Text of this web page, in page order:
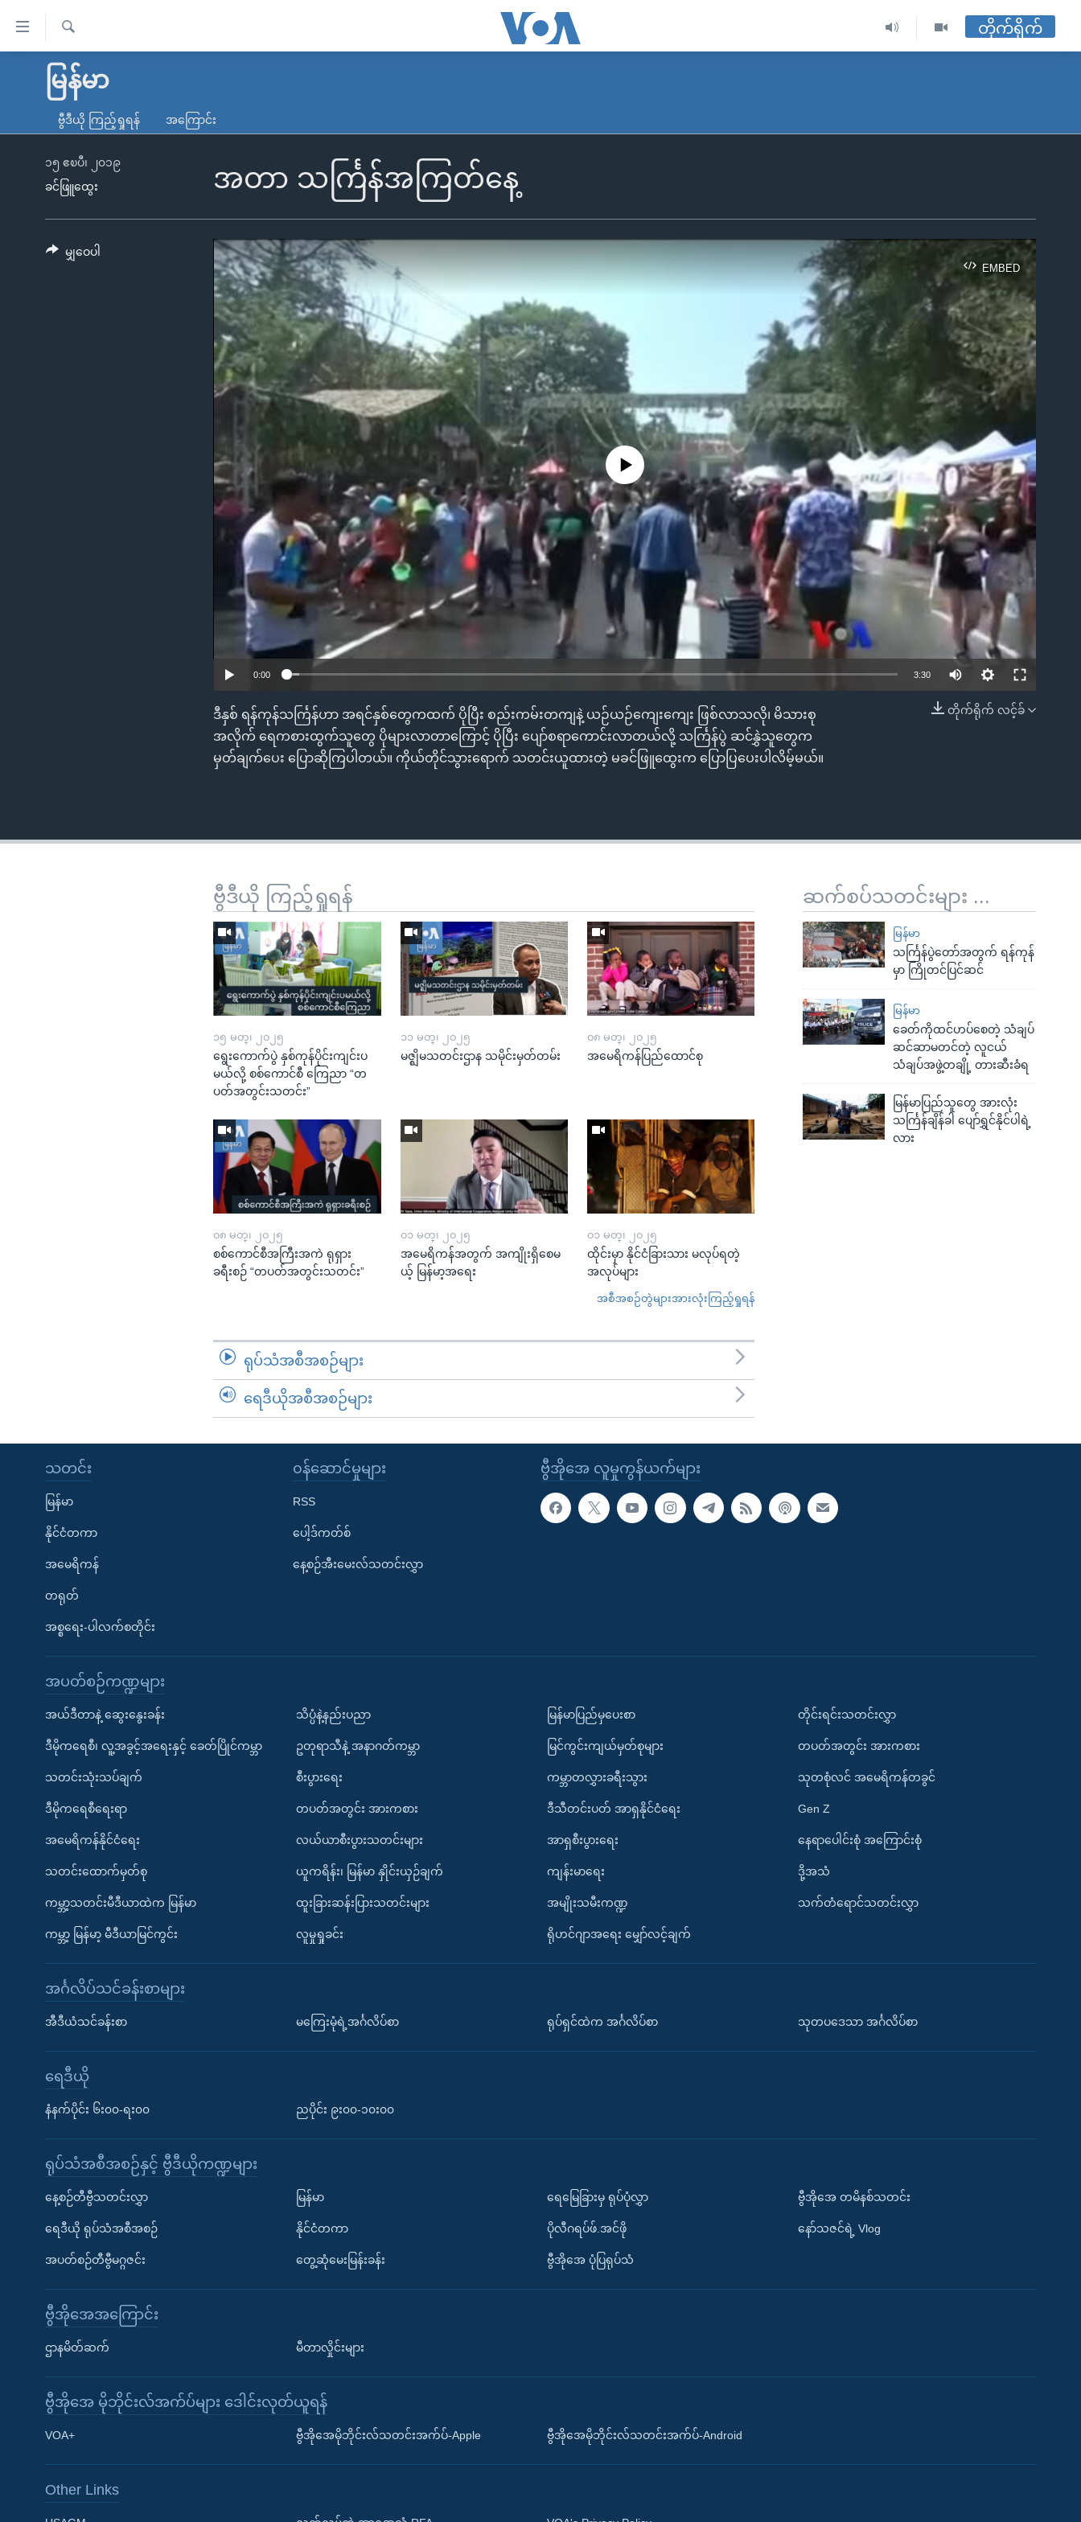
လွယ်ကူ
သည့်
မူလစာမျက်နှာ
ကမ္ဘာ့သတင်းများ
နိုင်ငံတကာ
အမေရိကန်
တရုတ်
အစ္စရေး-ပါလက်စတိုင်း
သတင်းလွတ်လပ်ခွင့်
ရပ်ဝန်းတခု လမ်းတခု အလွန်
အင်္ဂလိပ်စာလေ့လာမယ်
Learning English
ရှာဖွေ
ရ
လာ
တိုက်ရိုက်
မြန်မာ
ဗွီဒီယို ကြည့်ရှုရန် အကြောင်း
အတာ သင်္ကြန်အကြတ်နေ့
၁၅ ဧၿပီ၊ ၂၀၁၉
ခင်ဖြူထွေး
EMBED
EMBED
No media source currently available
0:00 3:30
တိုက်ရိုက် လင့်ခ်
ဒီနှစ် ရန်ကုန်သင်္ကြန်ဟာ အရင်နှစ်တွေကထက် ပိုပြီး စည်းကမ်းတကျနဲ့ ယဉ်ယဉ်ကျေးကျေး ဖြစ်လာသလို၊ မိသားစု
အလိုက် ရေကစားထွက်သူတွေ ပိုများလာတာကြောင့် ပိုပြီး ပျော်စရာကောင်းလာတယ်လို့ သင်္ကြန်ပွဲ ဆင်နွှဲသူတွေက
မှတ်ချက်ပေး ပြောဆိုကြပါတယ်။ ကိုယ်တိုင်သွားရောက် သတင်းယူထားတဲ့ မခင်ဖြူထွေးက ပြောပြပေးပါလိမ့်မယ်။
မျှဝေပါ
ဆက်စပ်သတင်းများ ...
မြန်မာ
သင်္ကြန်ပွဲတော်အတွက် ရန်ကုန်
မှာ ကြိုတင်ပြင်ဆင်
မြန်မာ
ခေတ်ကိုထင်ဟပ်စေတဲ့ သံချပ်
ဆင်ဆာမတင်တဲ့ လူငယ်
သံချပ်အဖွဲ့တချို့ တားဆီးခံရ
မြန်မာပြည်သူတွေ အားလုံး
သင်္ကြန်ချိန်ခါ ပျော်ရွှင်နိုင်ပါရဲ့
လား
ဗွီဒီယို ကြည့်ရှုရန်
၁၅ မတ္၊ ၂၀၂၅
ရွေးကောက်ပွဲ နှစ်ကုန်ပိုင်းကျင်းပ
မယ်လို့ စစ်ကောင်စီ ကြေညာ “တ
ပတ်အတွင်းသတင်း”
၁၁ မတ္၊ ၂၀၂၅
မဇ္ဈိမသတင်းဌာန သမိုင်းမှတ်တမ်း
၀၈ မတ္၊ ၂၀၂၅
အမေရိကန်ပြည်ထောင်စု
၀၈ မတ္၊ ၂၀၂၅
စစ်ကောင်စီအကြီးအကဲ ရုရှား
ခရီးစဉ် “တပတ်အတွင်းသတင်း”
၀၁ မတ္၊ ၂၀၂၅
အမေရိကန်အတွက် အကျိုးရှိစေမ
ယ့် မြန်မာ့အရေး
၀၁ မတ္၊ ၂၀၂၅
ထိုင်းမှာ နိုင်ငံခြားသား မလုပ်ရတဲ့
အလုပ်များ
အစီအစဉ်တွဲများအားလုံးကြည့်ရှုရန်
ရုပ်သံအစီအစဉ်များ
ရေဒီယိုအစီအစဉ်များ
ဗွီအိုအေ လူမှုကွန်ယက်များ
သတင်း
မြန်မာ
နိုင်ငံတကာ
အမေရိကန်
တရုတ်
အစ္စရေး-ပါလက်စတိုင်း
၀န်ဆောင်မှုများ
RSS
ပေါ့ဒ်ကတ်စ်
နေ့စဉ်အီးမေးလ်သတင်းလွှာ
အပတ်စဉ်ကဏ္ဍများ
အယ်ဒီတာနဲ့ ဆွေးနွေးခန်း
ဒီမိုကရေစီ၊ လူ့အခွင့်အရေးနှင့် ခေတ်ပြိုင်ကမ္ဘာ
သတင်းသုံးသပ်ချက်
ဒီမိုကရေစီရေးရာ
အမေရိကန်နိုင်ငံရေး
သတင်းထောက်မှတ်စု
ကမ္ဘာ့သတင်းမီဒီယာထဲက မြန်မာ
ကမ္ဘာ့ မြန်မာ့ မီဒီယာမြင်ကွင်း
သိပ္ပံနဲ့နည်းပညာ
ဥတုရာသီနဲ့ အနာဂတ်ကမ္ဘာ
စီးပွားရေး
တပတ်အတွင်း အားကစား
လယ်ယာစီးပွားသတင်းများ
ယူကရိန်း၊ မြန်မာ နှိုင်းယှဉ်ချက်
ထူးခြားဆန်းပြားသတင်းများ
လူမှုရှုခင်း
မြန်မာပြည်မှပေးစာ
မြင်ကွင်းကျယ်မှတ်စုများ
ကမ္ဘာတလွှားခရီးသွား
ဒီသီတင်းပတ် အာရှနိုင်ငံရေး
အာရှစီးပွားရေး
ကျန်းမာရေး
အမျိုးသမီးကဏ္ဍ
ရိုဟင်ဂျာအရေး မျှော်လင့်ချက်
တိုင်းရင်းသတင်းလွှာ
တပတ်အတွင်း အားကစား
သုတစုံလင် အမေရိကန်တခွင်
Gen Z
နေရာပေါင်းစုံ အကြောင်းစုံ
ဒို့အသံ
သက်တံရောင်သတင်းလွှာ
အင်္ဂလိပ်သင်ခန်းစာများ
အီဒီယံသင်ခန်းစာ မကြေးမုံရဲ့အင်္ဂလိပ်စာ ရုပ်ရှင်ထဲက အင်္ဂလိပ်စာ သုတပဒေသာ အင်္ဂလိပ်စာ
ရေဒီယို
နံနက်ပိုင်း ၆း၀၀-ရး၀၀ ညပိုင်း ၉း၀၀-၁၀း၀၀
ရုပ်သံအစီအစဉ်နှင့် ဗွီဒီယိုကဏ္ဍများ
နေ့စဉ်တီဗွီသတင်းလွှာ
ရေဒီယို ရုပ်သံအစီအစဉ်
အပတ်စဉ်တီဗွီမဂ္ဂဇင်း
မြန်မာ
နိုင်ငံတကာ
တွေ့ဆုံမေးမြန်းခန်း
ရေမြေခြားမှ ရုပ်ပုံလွှာ
ပိုလီဂရပ်ဖ်.အင်ဖို
ဗွီအိုအေ ပုံပြရုပ်သံ
ဗွီအိုအေ တမိနစ်သတင်း
နော်သဇင်ရဲ့ Vlog
ဗွီအိုအေအကြောင်း
ဌာနမိတ်ဆက် မီတာလှိုင်းများ
ဗွီအိုအေ မိုဘိုင်းလ်အက်ပ်များ ဒေါင်းလုတ်ယူရန်
VOA+ ဗွီအိုအေမိုဘိုင်းလ်သတင်းအက်ပ်-Apple ဗွီအိုအေမိုဘိုင်းလ်သတင်းအက်ပ်-Android
Other Links